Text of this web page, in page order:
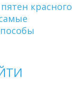
красного